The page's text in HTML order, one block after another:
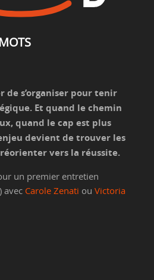
de s’organiser pour tenir
Et quand le chemin
quand le cap est plus
devient de trouver les
vers la réussite.
un premier entretien
avec Carole Zenati ou Victoria